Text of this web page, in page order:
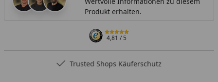
Produkt erhalten.
4,81/ 5
Trusted Shops Käuferschutz